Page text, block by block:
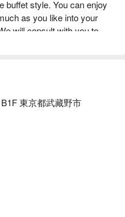
buffet style. You can enjoy
as you like into your
will consult with you to
by consulting with you
We can also accept
generated by AI.
東京都武藏野市